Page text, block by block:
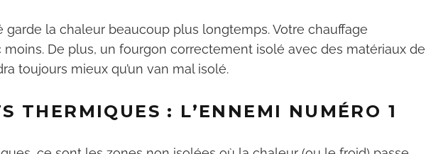
garde la chaleur beaucoup plus longtemps. Votre chauffage
De plus, un fourgon correctement isolé avec des matériaux de
toujours mieux qu’un van mal isolé.
THERMIQUES : L’ENNEMI NUMÉRO 1